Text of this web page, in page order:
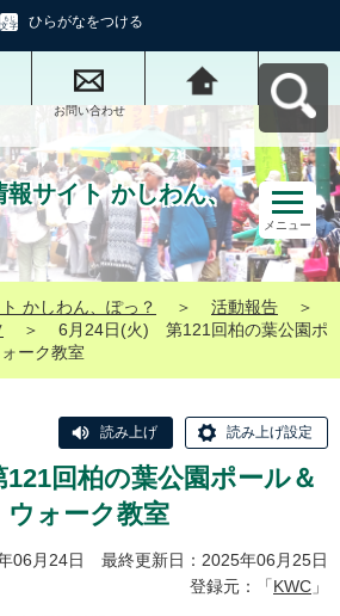
ひらがなをつける
お問い合わせ
柏市民公益活動情報
サイト かしわん、ぽ
っ？へ戻る
サイト かしわん、
メニュー
かしわん、ぽっ？ ＞ 活動報告
＞
＞
6月24日(火) 第121回柏の葉公園ポ
ーク教室
読み上げ 読み上げ設定
回柏の葉公園ポール＆
ォーク教室
06月24日 最終更新日：2025年06月25日
登録元：「KWC 」